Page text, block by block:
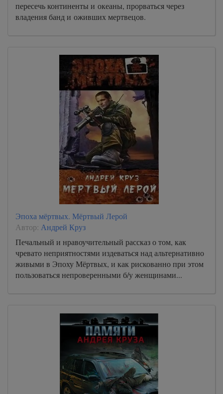
пересечь континенты и океаны, прорваться через
владения банд и оживших мертвецов.
Эпоха мёртвых. Мёртвый Лерой
Автор: Андрей Круз
Печальный и нравоучительный рассказ о том, как
чревато неприятностями издеваться над альтернативно
живыми в Эпоху Мёртвых, и как рискованно при этом
пользоваться непроверенными б/у женщинами...